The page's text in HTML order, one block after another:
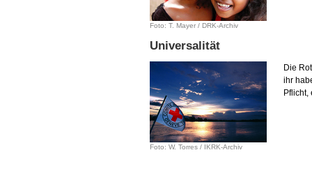
Foto: T. Mayer / DRK-Archiv
Universalität
Foto: W. Torres / IKRK-Archiv
Die
ihr
Pflicht,